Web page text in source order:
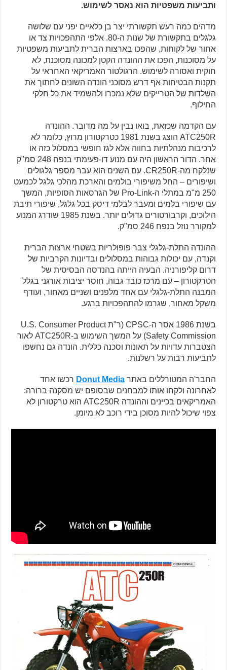
ותביעות משפטיות הוא נאסר לשימוש.
מדהים כמה רעש תקשורתי יצר בן כלאיים יפני עם שלושה
גלגלים בתקשורת של שנות ה-80. אלפי התהפכויות צד או
אחור של לקוחות, שהפכו בארצות הברית לתביעות משפטיות
על מסוכנות, הפכו את ההונדה הקטן למכונה מסוכנת, לא
חוקית ואסורה לשימוש. הרגולטור האמריקאי האחראי על
תקנות הבטיחות אף דרש מסוכני הונדה השונים לחתוך את
השלדות של הטרייקים שלא נמכרו ולהשמיד את כל חלקי
החילוף.
עם הקדמה שכזאת, בואו נבין על מה מדובר. ההונדה
ATC250R הוצג בשנת 1981 כטרקטורון מרוץ, כלומר לא
לרכיבות מנהלתיות בחווה אלא לגז חופשי במסלול כזה או
אחר. הדור הראשון היה עם מנוע דו-פעימתי בנפח 248 סמ"ק
שנלקח מה-CR250R. עם השנים הוא עבר מספר גלגולים
ושיפורים – החל משיפורי בולמים והארכת מהלכי גלגל לכמעט
250 מ"מ במתלי ה-Pro-Link של הגרסאות הסופיות, המשך
עם שיפורי בלמים ומעבר לבלמי דיסק בכל גלגל, שיפורי תיבת
הילוכים, וקרבורטורים גדולים יותר. בשנת 1985 שודרג המנוע
למקורר נוזל בנפח 246 סמ"ק.
ההונדה התלת-גלגלי צבר פופולריות בשטחי ארצות הברית
וקנדה, עם יכולות גבוהות במסלולים ובדיונות הקרביות של
דרום קליפורניה. הבעיה הייתה בהנדסה הבסיסית של
הטרקטורון – עם מרכז כובד גבוה, חוסר יציבות אורגני בגלל
המבנה התלת-גלגלי עם אחד מלפנים ושניים מאחור, ועודף
משקל מאחור, שגרמו להתהפכויות ברגע.
בשנת 1986 אסר ה-CPSC (ר"ת U.S. Consumer Product
Safety Commission) על המשך השימוש ב-ATC250R לאור
הצטברות עדויות על תאונות וסכנה כללית. הונדה גם נחשפו
לתביעות רבות על רשלנות.
החבר'ה המטורללים באתר Donut Media רכשו אחד
לאחרונה ולקחו אותו למבחנים שבסופם יש מסקנה ברורה:
האמריקאים בכיינים וההונדה ATC250R הוא טרקטורון לא
צפוי שיכול להיות מסוכן בידי רוכב לא מיומן.